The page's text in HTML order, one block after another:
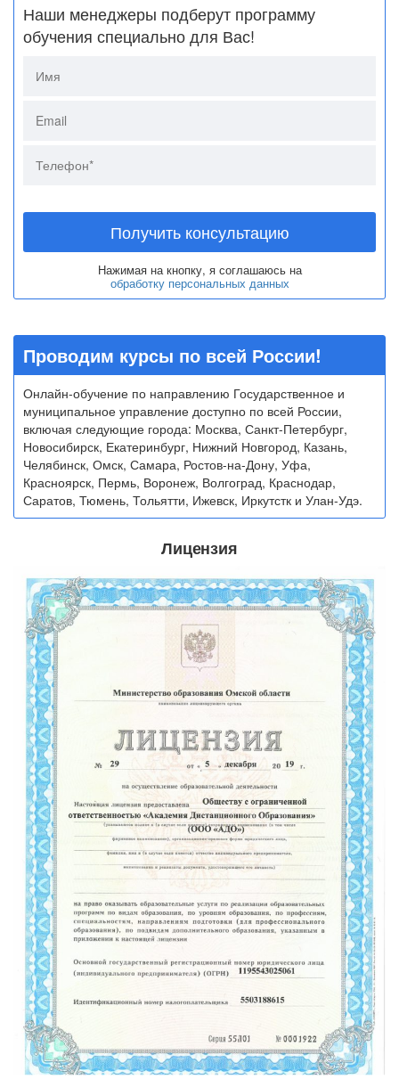
Наши менеджеры подберут программу
обучения специально для Вас!
Получить консультацию
Нажимая на кнопку, я соглашаюсь на
обработку персональных данных
Проводим курсы по всей России!
Онлайн-обучение по направлению Государственное и
муниципальное управление доступно по всей России,
включая следующие города: Москва, Санкт-Петербург,
Новосибирск, Екатеринбург, Нижний Новгород, Казань,
Челябинск, Омск, Самара, Ростов-на-Дону, Уфа,
Красноярск, Пермь, Воронеж, Волгоград, Краснодар,
Саратов, Тюмень, Тольятти, Ижевск, Иркутстк и Улан-Удэ.
Лицензия